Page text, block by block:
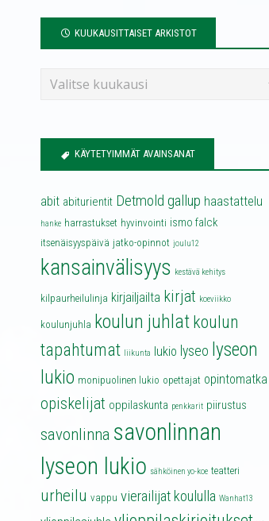
KUUKAUSITTAISET ARKISTOT
KÄYTETYIMMÄT AVAINSANAT
abit abiturientit Detmold gallup haastattelu
hanke harrastukset hyvinvointi ismo falck
itsenäisyyspäivä jatko-opinnot joulu12
kansainvälisyys kestävä kehitys
kilpaurheilulinja kirjailjailta kirjat koeviikko
koulunjuhla koulun juhlat koulun
tapahtumat liikunta lukio lyseo lyseon
lukio monipuolinen lukio opettajat opintomatka
opiskelijat oppilaskunta penkkarit piirustus
savonlinna savonlinnan
lyseon lukio sähköinen yo-koe teatteri
urheilu vappu vierailijat koululla Wanhat13